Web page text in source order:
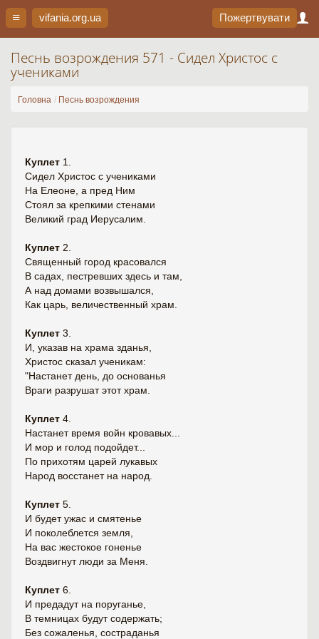
vifania.org.ua Пожертвувати
Песнь возрождения 571 - Сидел Христос с
учениками
Головна Песнь возрождения
Куплет 1.
Сидел Христос с учениками
На Елеоне, а пред Ним
Стоял за крепкими стенами
Великий град Иерусалим.
Куплет 2.
Священный город красовался
В садах, пестревших здесь и там,
А над домами возвышался,
Как царь, величественный храм.
Куплет 3.
И, указав на храма зданья,
Христос сказал ученикам:
"Настанет день, до основанья
Враги разрушат этот храм.
Куплет 4.
Настанет время войн кровавых...
И мор и голод подойдет...
По прихотям царей лукавых
Народ восстанет на народ.
Куплет 5.
И будет ужас и смятенье
И поколеблется земля,
На вас жестокое гоненье
Воздвигнут люди за Меня.
Куплет 6.
И предадут на поруганье,
В темницах будут содержать;
Без сожаленья, состраданья